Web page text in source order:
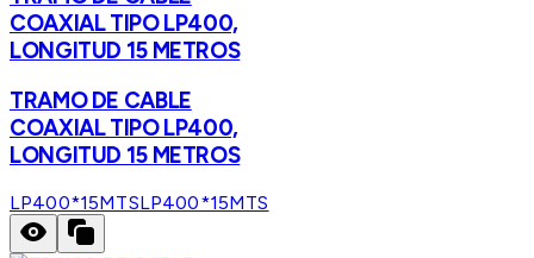
COAXIAL TIPO LP400,
LONGITUD 15 METROS
TRAMO DE CABLE
COAXIAL TIPO LP400,
LONGITUD 15 METROS
LP400*15MTSLP400*15MTS